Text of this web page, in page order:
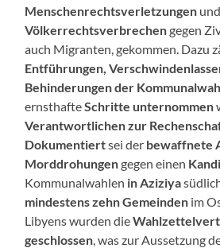
Menschenrechtsverletzungen und
Völkerrechtsverbrechengegen
auch Migranten, gekommen. Dazu
Entführungen,
Behinderungen der
ernsthafteSchritte unternommen
Verantwortlichen zur
Dokumentiertsei der bewaffnete
Morddrohungengegen einen
Kommunalwahlen in Aziziya
mindestens zehn Gemeinden im
Libyens wurden die
geschlossen , was zur Aussetzung